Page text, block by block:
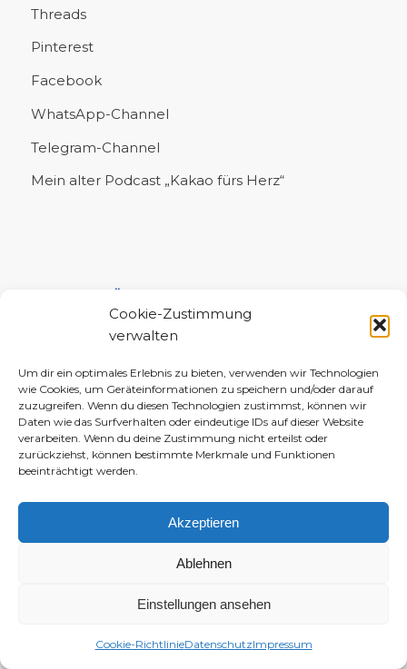
Cookie-Zustimmung
verwalten
Um dir ein optimales Erlebnis zu bieten, verwenden wir Technologien
wie Cookies, um Geräteinformationen zu speichern und/oder darauf
zuzugreifen. Wenn du diesen Technologien zustimmst, können wir
Daten wie das Surfverhalten oder eindeutige IDs auf dieser Website
verarbeiten. Wenn du deine Zustimmung nicht erteilst oder
zurückziehst, können bestimmte Merkmale und Funktionen
beeinträchtigt werden.
Akzeptieren
Ablehnen
Einstellungen ansehen
Cookie-RichtlinieDatenschutzImpressum
Threads
Pinterest
Facebook
WhatsApp-Channel
Telegram-Channel
Mein alter Podcast „Kakao fürs Herz“
© 2010–2026 Daniela-Marlin Jakobi (ewiglichtkind | The Fabulous Diary)